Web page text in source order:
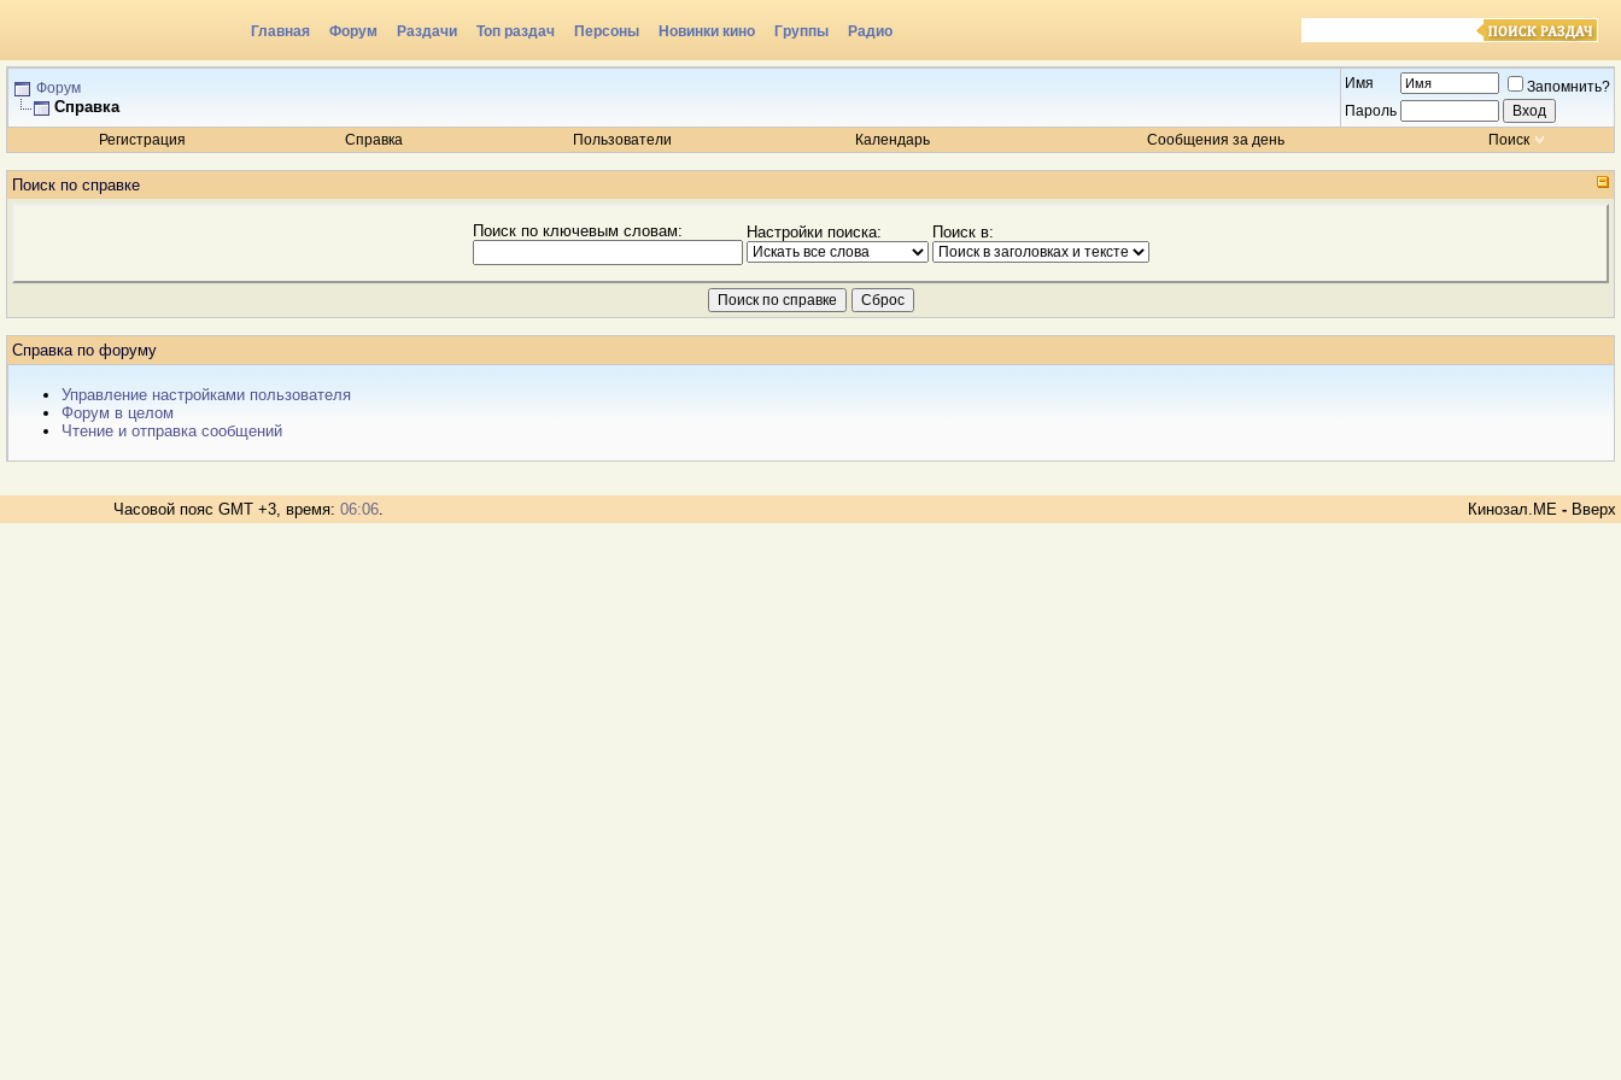
Главная Форум Раздачи Топ раздач Персоны Новинки кино Группы Радио
Форум
Справка
Имя
Запомнить?
Пароль
Регистрация
Справка Пользователи Календарь Сообщения за день Поиск
Поиск по справке
Поиск по ключевым словам: Настройки поиска: Поиск в:
Справка по форуму
Управление настройками пользователя
Форум в целом
Чтение и отправка сообщений
Часовой пояс GMT +3, время: 06:06. Кинозал.МЕ - Вверх